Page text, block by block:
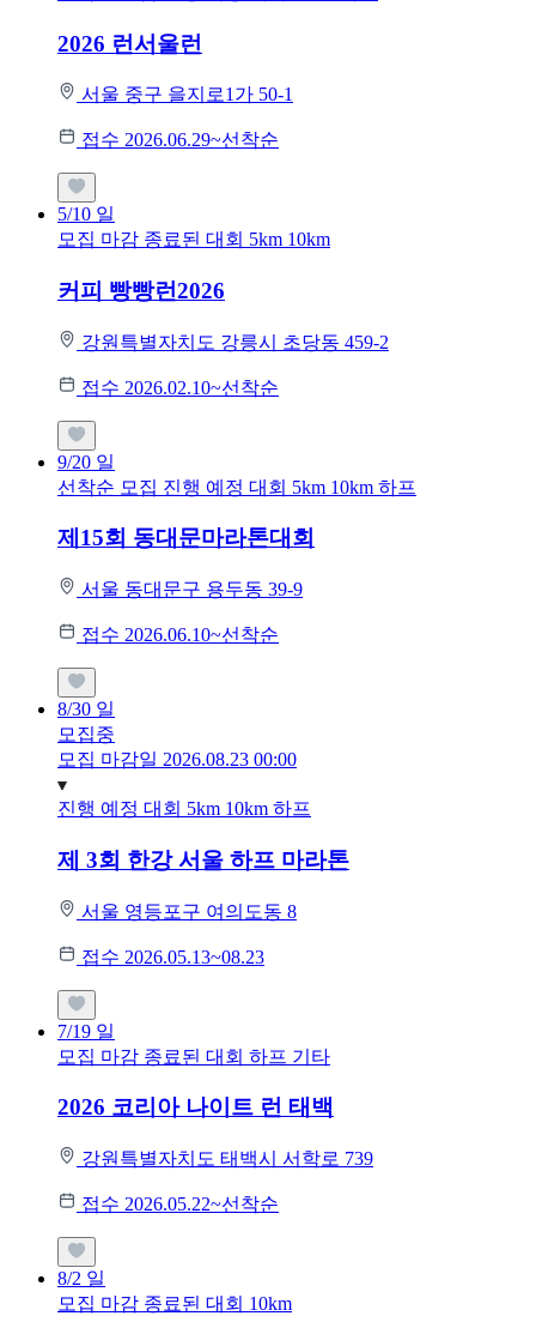
2026 런서울런
서울 중구 을지로1가 50-1
접수 2026.06.29~선착순
5/10 일
모집 마감 종료된 대회 5km 10km
커피 빵빵런2026
강원특별자치도 강릉시 초당동 459-2
접수 2026.02.10~선착순
9/20 일
선착순 모집 진행 예정 대회 5km 10km 하프
제15회 동대문마라톤대회
서울 동대문구 용두동 39-9
접수 2026.06.10~선착순
8/30 일
모집중
모집 마감일 2026.08.23 00:00
진행 예정 대회 5km 10km 하프
제 3회 한강 서울 하프 마라톤
서울 영등포구 여의도동 8
접수 2026.05.13~08.23
7/19 일
모집 마감 종료된 대회 하프 기타
2026 코리아 나이트 런 태백
강원특별자치도 태백시 서학로 739
접수 2026.05.22~선착순
8/2 일
모집 마감 종료된 대회 10km